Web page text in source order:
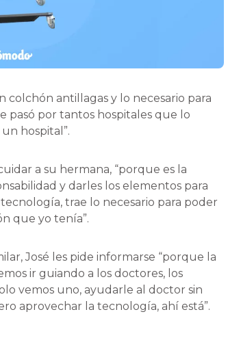
colchón antillagas y lo necesario para
pasó por tantos hospitales que lo
hospital”.
a su hermana, “porque es la
y darles los elementos para
trae lo necesario para poder
que yo tenía”.
José les pide informarse “porque la
ir guiando a los doctores, los
vemos uno, ayudarle al doctor sin
aprovechar la tecnología, ahí está”.